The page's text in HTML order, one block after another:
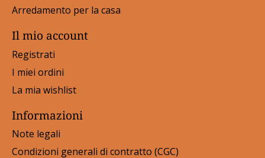
Arredamento per la casa
Il mio account
Registrati
I miei ordini
La mia wishlist
Informazioni
Note legali
Condizioni generali di contratto (CGC)